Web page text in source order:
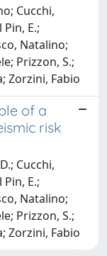
Cucchi,
E.;
Natalino;
Prizzon, S.;
Zorzini, Fabio
of a
risk
Cucchi,
E.;
Natalino;
Prizzon, S.;
Zorzini, Fabio